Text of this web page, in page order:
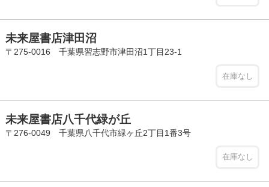
未来屋書店津田沼
〒275-0016 千葉県習志野市津田沼1丁目23-1
在庫なし
未来屋書店八千代緑が丘
〒276-0049 千葉県八千代市緑ヶ丘2丁目1番3号
在庫なし